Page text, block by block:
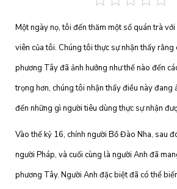
Một ngày nọ, tôi đến thăm một số quán trà
viên của tôi. Chúng tôi thực sự nhận thấy rằng
phương Tây đã ảnh hưởng như thế nào đến
trọng hơn, chúng tôi nhận thấy điều này đang
đến những gì người tiêu dùng thực sự nhận
Vào thế kỷ 16, chính người Bồ Đào Nha, sau
người Pháp, và cuối cùng là người Anh đã
phương Tây. Người Anh đặc biệt đã có thể